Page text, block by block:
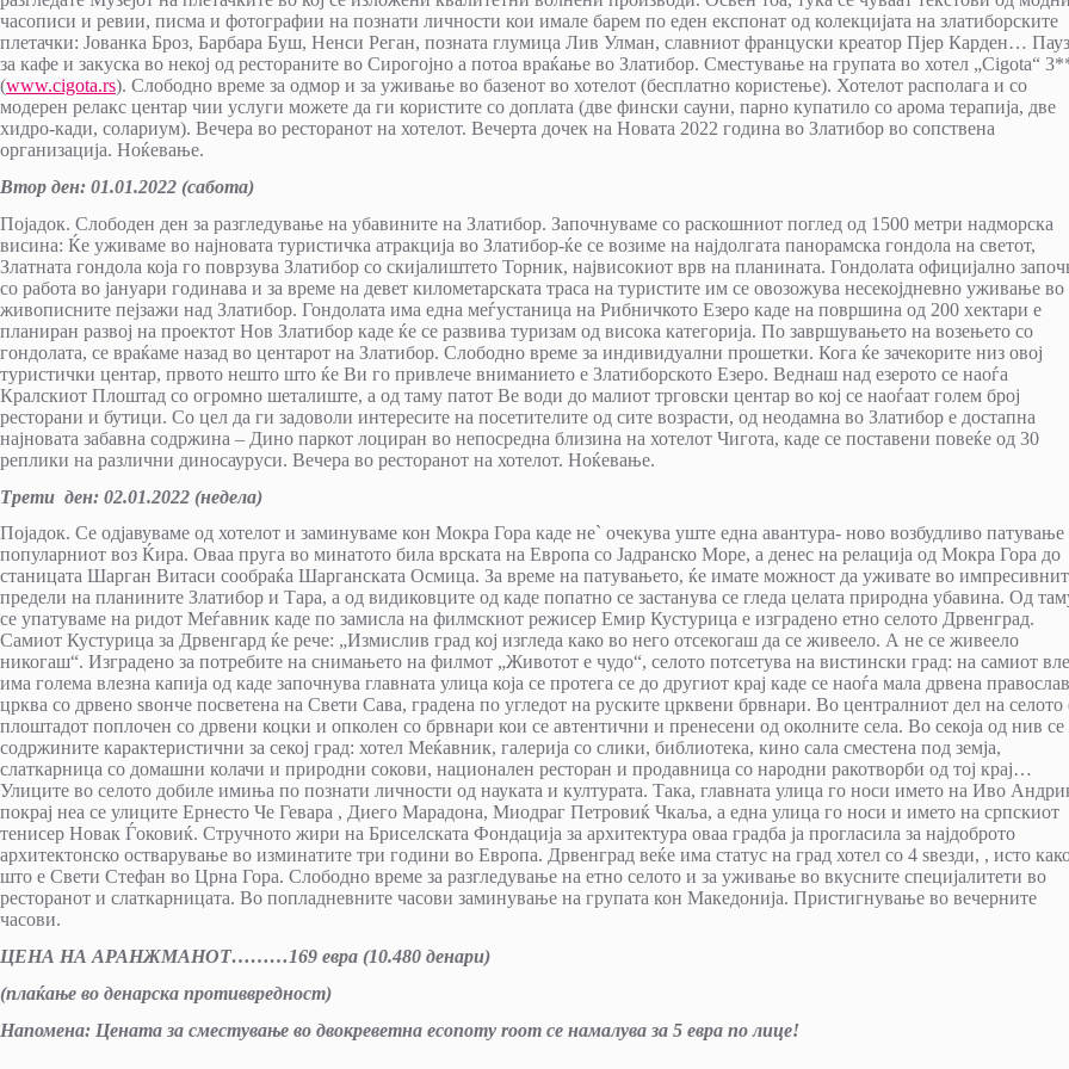
часописи и ревии, писма и фотографии на познати личности кои имале барем по еден експонат од колекцијата на златиборските
плетачки: Јованка Броз, Барбара Буш, Ненси Реган, позната глумица Лив Улман, славниот француски креатор Пјер Карден…
за кафе и закуска во некој од рестораните во Сирогојно а потоа враќање во Златибор. Сместување на групата во хотел „Cigota“
(www.cigota.rs). Слободно време за одмор и за уживање во базенот во хотелот (бесплатно користење). Хотелот располага и со
модерен релакс центар чии услуги можете да ги користите со доплата (две фински сауни, парно купатило со арома терапија, две
хидро-кади, солариум). Вечера во ресторанот на хотелот. Вечерта дочек на Новата 2022 година во Златибор во сопствена
организација. Ноќевање.
Втор ден: 01.01.2022 (сабота)
Појадок. Слободен ден за разгледување на убавините на Златибор. Започнуваме со раскошниот поглед од 1500 метри надморска
висина: Ќе уживаме во најновата туристичка атракција во Златибор-ќе се возиме на најдолгата панорамска гондола на светот,
Златната гондола која го поврзува Златибор со скијалиштето Торник, највисокиот врв на планината. Гондолата официјално
со работа во јануари годинава и за време на девет километарската траса на туристите им се овозожува несекојдневно уживање во
живописните пејзажи над Златибор. Гондолата има една меѓустаница на Рибничкото Езеро каде на површина од 200 хектари е
планиран развој на проектот Нов Златибор каде ќе се развива туризам од висока категорија. По завршувањето на возењето со
гондолата, се враќаме назад во центарот на Златибор. Слободно време за индивидуални прошетки. Кога ќе зачекорите низ овој
туристички центар, првото нешто што ќе Ви го привлече вниманието е Златиборското Езеро. Веднаш над езерото се наоѓа
Кралскиот Плоштад со огромно шеталиште, а од таму патот Ве води до малиот трговски центар во кој се наоѓаат голем број
ресторани и бутици. Со цел да ги задоволи интересите на посетителите од сите возрасти, од неодамна во Златибор е достапна
најновата забавна содржина – Дино паркот лоциран во непосредна близина на хотелот Чигота, каде се поставени повеќе од 30
реплики на различни диносауруси. Вечера во ресторанот на хотелот. Ноќевање.
Трети ден: 02.01.2022 (недела)
Појадок. Се одјавуваме од хотелот и заминуваме кон Мокра Гора каде не` очекува уште една авантура- ново возбудливо патување
популарниот воз Ќира. Оваа пруга во минатото била врската на Европа со Јадранско Море, а денес на релација од Мокра Гора до
станицата Шарган Витаси сообраќа Шарганската Осмица. За време на патувањето, ќе имате можност да уживате во
предели на планините Златибор и Тара, а од видиковците од каде попатно се застанува се гледа целата природна убавина. Од
се упатуваме на ридот Меѓавник каде по замисла на филмскиот режисер Емир Кустурица е изградено етно селото Дрвенград.
Самиот Кустурица за Дрвенгард ќе рече: „Измислив град кој изгледа како во него отсекогаш да се живеело. А не се живеело
никогаш“. Изградено за потребите на снимањето на филмот „Животот е чудо“, селото потсетува на вистински град: на самиот
има голема влезна капија од каде започнува главната улица која се протега се до другиот крај каде се наоѓа мала дрвена
црква со дрвено ѕвонче посветена на Свети Сава, градена по угледот на руските црквени брвнари. Во централниот дел на селото
плоштадот поплочен со дрвени коцки и опколен со брвнари кои се автентични и пренесени од околните села. Во секоја од нив се
содржините карактеристични за секој град: хотел Меќавник, галерија со слики, библиотека, кино сала сместена под земја,
слаткарница со домашни колачи и природни сокови, национален ресторан и продавница со народни ракотворби од тој крај…
Улиците во селото добиле имиња по познати личности од науката и културата. Така, главната улица го носи името на Иво
покрај неа се улиците Ернесто Че Гевара , Диего Марадона, Миодраг Петровиќ Чкаља, а една улица го носи и името на српскиот
тенисер Новак Ѓоковиќ. Стручното жири на Бриселската Фондација за архитектура оваа градба ја прогласила за најдоброто
архитектонско остварување во изминатите три години во Европа. Дрвенград веќе има статус на град хотел со 4 ѕвезди, , исто
што е Свети Стефан во Црна Гора. Слободно време за разгледување на етно селото и за уживање во вкусните специјалитети во
ресторанот и слаткарницата. Во попладневните часови заминување на групата кон Македонија. Пристигнување во вечерните
часови.
ЦЕНА НА АРАНЖМАНОТ……… 169 евра (10.480 денари)
(плаќање во денарска противвредност)
Напомена: Цената за сместување во двокреветна еconomy room се намалува за 5 евра по лице!